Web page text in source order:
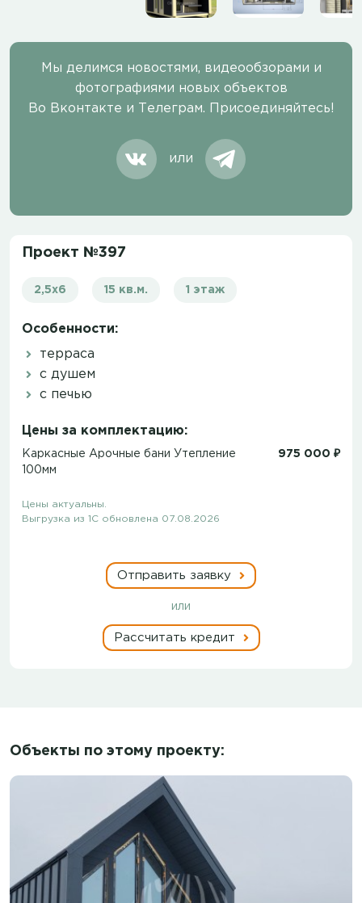
Мы делимся новостями, видеообзорами и
фотографиями новых объектов
Во Вконтакте и Телеграм. Присоединяйтесь!
или
Проект №397
2,5х6 15 кв.м. 1 этаж
Особенности:
терраса
с душем
с печью
Цены за комплектацию:
Каркасные Арочные бани Утепление
100мм
975 000 ₽
Цены актуальны.
Выгрузка из 1С обновлена 07.08.2026
Отправить заявку
или
Рассчитать кредит
Объекты по этому проекту: